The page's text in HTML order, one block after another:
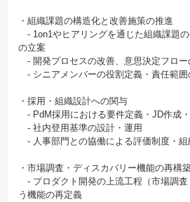
・組織課題の構造化と改善施策の推進
- 1on1やヒアリングを通じた組織課題
の立案
- 開発プロセスの改善、意思決定フロー
- シニアメンバーの役割定義・責任範囲
・採用・組織設計への関与
- PdM採用における要件定義・JD作成
- 社内登用基準の設計・運用
- 人事部門との協働による評価制度・組
・市場調査・ディスカバリー機能の再構
- プロダクト開発の上流工程（市場調査
う機能の再定義